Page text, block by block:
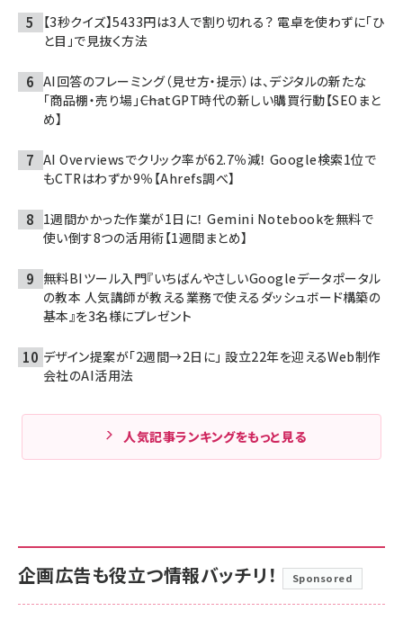
【3秒クイズ】5433円は3人で割り切れる？ 電卓を使わずに「ひ
と目」で見抜く方法
AI回答のフレーミング（見せ方・提示）は、デジタルの新たな
「商品棚・売り場」――ChatGPT時代の新しい購買行動【SEOまと
め】
AI Overviewsでクリック率が62.7％減！ Google検索1位で
もCTRはわずか9％【Ahrefs調べ】
1週間かかった作業が1日に！ Gemini Notebookを無料で
使い倒す8つの活用術【1週間まとめ】
無料BIツール入門『いちばんやさしいGoogleデータポータル
の教本 人気講師が教える業務で使えるダッシュボード構築の
基本』を3名様にプレゼント
デザイン提案が「2週間→2日に」 設立22年を迎えるWeb制作
会社のAI活用法
人気記事ランキングをもっと見る
企画広告も役立つ情報バッチリ！ Sponsored